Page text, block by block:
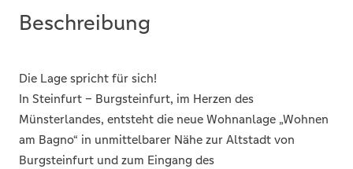
Beschreibung
Die Lage spricht für sich!
In Steinfurt – Burgsteinfurt, im Herzen des
Münsterlandes, entsteht die neue Wohnanlage „Wohnen
am Bagno“ in unmittelbarer Nähe zur Altstadt von
Burgsteinfurt und zum Eingang des